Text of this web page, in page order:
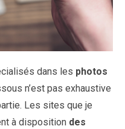
dans les photos
n’est pas exhaustive
Les sites que je
à disposition des